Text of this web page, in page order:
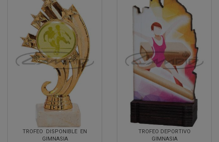
TROFEO DISPONIBLE EN
GIMNASIA
TROFEO DEPORTIVO
GIMNASIA